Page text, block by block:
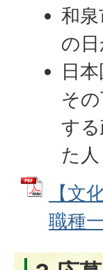
和
の
日
そ
す
た人
【文
職種